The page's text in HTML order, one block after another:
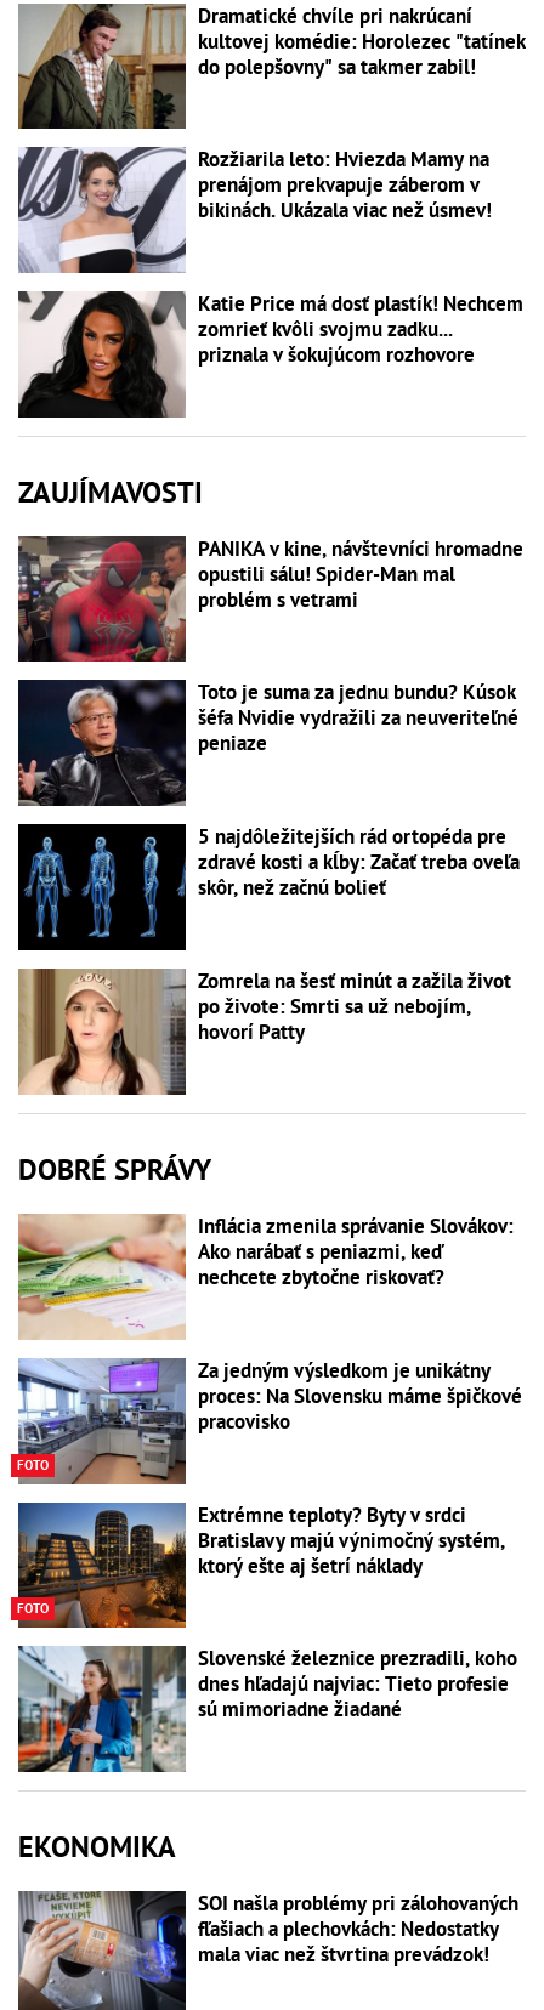
Dramatické chvíle pri nakrúcaní
kultovej komédie: Horolezec "tatínek
do polepšovny" sa takmer zabil!
Rozžiarila leto: Hviezda Mamy na
prenájom prekvapuje záberom v
bikinách. Ukázala viac než úsmev!
Katie Price má dosť plastík! Nechcem
zomrieť kvôli svojmu zadku...
priznala v šokujúcom rozhovore
ZAUJÍMAVOSTI
PANIKA v kine, návštevníci hromadne
opustili sálu! Spider-Man mal
problém s vetrami
Toto je suma za jednu bundu? Kúsok
šéfa Nvidie vydražili za neuveriteľné
peniaze
5 najdôležitejších rád ortopéda pre
zdravé kosti a kĺby: Začať treba oveľa
skôr, než začnú bolieť
Zomrela na šesť minút a zažila život
po živote: Smrti sa už nebojím,
hovorí Patty
DOBRÉ SPRÁVY
Inflácia zmenila správanie Slovákov:
Ako narábať s peniazmi, keď
nechcete zbytočne riskovať?
FOTO
Za jedným výsledkom je unikátny
proces: Na Slovensku máme špičkové
pracovisko
FOTO
Extrémne teploty? Byty v srdci
Bratislavy majú výnimočný systém,
ktorý ešte aj šetrí náklady
Slovenské železnice prezradili, koho
dnes hľadajú najviac: Tieto profesie
sú mimoriadne žiadané
EKONOMIKA
SOI našla problémy pri zálohovaných
fľašiach a plechovkách: Nedostatky
mala viac než štvrtina prevádzok!